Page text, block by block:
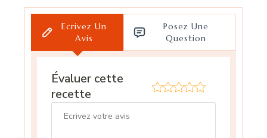
Ecrivez Un
Avis
Posez Une
Question
Évaluer cette
recette